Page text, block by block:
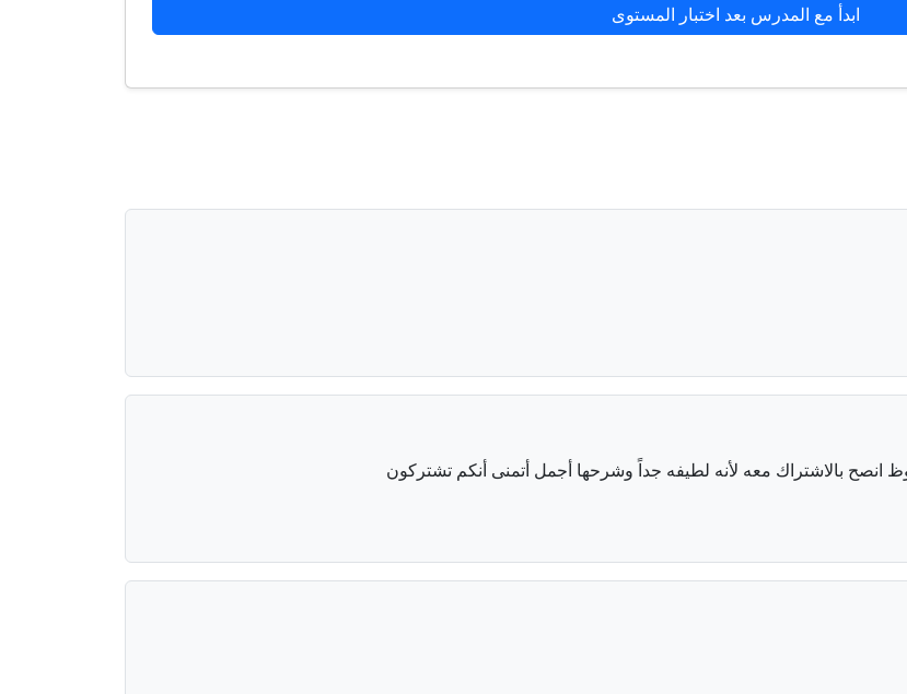
ابدأ مع المدرس بعد اختبار المستوى
بالاشتراك معه لأنه لطيفه جداً وشرحها أجمل أتمنى أنكم تشتركون